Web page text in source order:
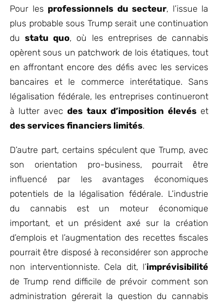
Pour les professionnels du secteur, l’issue la
plus probable sous Trump serait une continuation
dustatu quo, où les entreprises de cannabis
opèrent sous un patchwork de lois étatiques, tout
en affrontant encore des défis avec les services
bancaires et le commerce interétatique. Sans
légalisation fédérale, les entreprises continueront
à lutter avecdes taux d’imposition élevéset
des services financiers limités.
D’autre part, certains spéculent que Trump, avec
son orientation pro-business, pourrait être
influencé par les avantages économiques
potentiels de la légalisation fédérale. L’industrie
du cannabis est un moteur économique
important, et un président axé sur la création
d’emplois et l’augmentation des recettes fiscales
pourrait être disposé à reconsidérer son approche
non interventionniste. Cela dit, l’imprévisibilité
de Trump rend difficile de prévoir comment son
administration gérerait la question du cannabis